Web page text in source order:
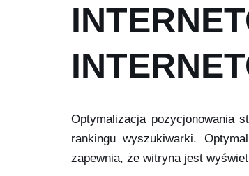
Optymalizacja pozycjonowania
rankingu wyszukiwarki.
zapewnia, że witryna jest